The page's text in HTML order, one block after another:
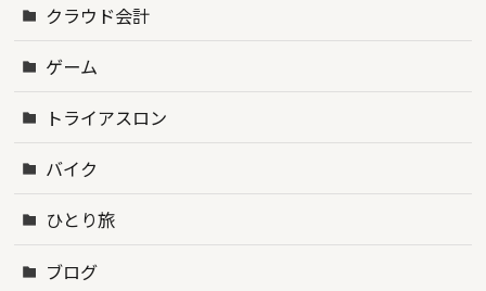
クラウド会計
ゲーム
トライアスロン
バイク
ひとり旅
ブログ